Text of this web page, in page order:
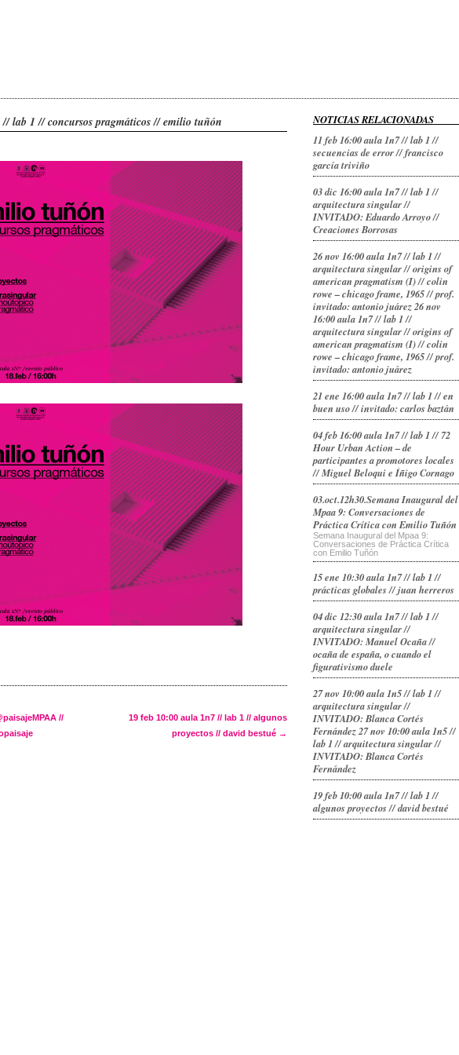
lab 1 // concursos pragmáticos // emilio tuñón
//
19 feb 10:00 aula 1n7 // lab 1 // algunos
proyectos // david bestué →
NOTICIAS RELACIONADAS
11 feb 16:00 aula 1n7 // lab 1 //
secuencias de error // francisco
garcía triviño
03 dic 16:00 aula 1n7 // lab 1 //
arquitectura singular //
INVITADO: Eduardo Arroyo //
Creaciones Borrosas
26 nov 16:00 aula 1n7 // lab 1 //
arquitectura singular // origins of
american pragmatism (I) // colin
rowe – chicago frame, 1965 // prof.
invitado: antonio juárez26 nov
16:00 aula 1n7 // lab 1 //
arquitectura singular // origins of
american pragmatism (I) // colin
rowe – chicago frame, 1965 // prof.
invitado: antonio juárez
21 ene 16:00 aula 1n7 // lab 1 // en
buen uso // invitado: carlos baztán
04 feb 16:00 aula 1n7 // lab 1 // 72
Hour Urban Action – de
participantes a promotores locales
// Miguel Beloqui e Íñigo Cornago
03.oct.12h30.Semana Inaugural del
Mpaa 9: Conversaciones de
Práctica Crítica con Emilio Tuñón
Semana Inaugural del Mpaa 9:
Conversaciones de Práctica Crítica
con Emilio Tuñón
15 ene 10:30 aula 1n7 // lab 1 //
prácticas globales // juan herreros
04 dic 12:30 aula 1n7 // lab 1 //
arquitectura singular //
INVITADO: Manuel Ocaña //
ocaña de españa, o cuando el
figurativismo duele
27 nov 10:00 aula 1n5 // lab 1 //
arquitectura singular //
INVITADO: Blanca Cortés
Fernández27 nov 10:00 aula 1n5 //
lab 1 // arquitectura singular //
INVITADO: Blanca Cortés
Fernández
19 feb 10:00 aula 1n7 // lab 1 //
algunos proyectos // david bestué